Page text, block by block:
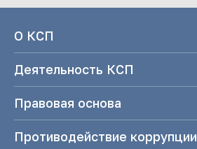
О КСП
Деятельность КСП
Правовая основа
Противодействие коррупции